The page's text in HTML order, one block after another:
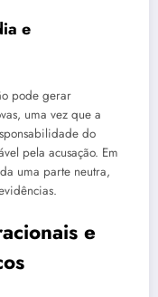
e
pode gerar
uma vez que a
do
pela acusação. Em
uma parte neutra,
e